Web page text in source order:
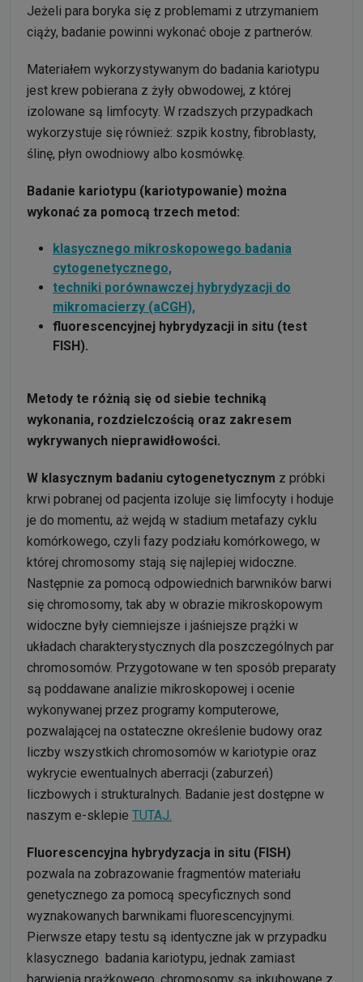
Jeżeli para boryka się z problemami z utrzymaniem
ciąży, badanie powinni wykonać oboje z partnerów.
Materiałem wykorzystywanym do badania kariotypu
jest krew pobierana z żyły obwodowej, z której
izolowane są limfocyty. W rzadszych przypadkach
wykorzystuje się również: szpik kostny, fibroblasty,
ślinę, płyn owodniowy albo kosmówkę.
Badanie kariotypu (kariotypowanie) można
wykonać za pomocą trzech metod:
klasycznego mikroskopowego badania
cytogenetycznego,
techniki porównawczej hybrydyzacji do
mikromacierzy (aCGH),
fluorescencyjnej hybrydyzacji in situ (test
FISH).
Metody te różnią się od siebie techniką
wykonania, rozdzielczością oraz zakresem
wykrywanych nieprawidłowości.
W klasycznym badaniu cytogenetycznym z próbki
krwi pobranej od pacjenta izoluje się limfocyty i hoduje
je do momentu, aż wejdą w stadium metafazy cyklu
komórkowego, czyli fazy podziału komórkowego, w
której chromosomy stają się najlepiej widoczne.
Następnie za pomocą odpowiednich barwników barwi
się chromosomy, tak aby w obrazie mikroskopowym
widoczne były ciemniejsze i jaśniejsze prążki w
układach charakterystycznych dla poszczególnych par
chromosomów. Przygotowane w ten sposób preparaty
są poddawane analizie mikroskopowej i ocenie
wykonywanej przez programy komputerowe,
pozwalającej na ostateczne określenie budowy oraz
liczby wszystkich chromosomów w kariotypie oraz
wykrycie ewentualnych aberracji (zaburzeń)
liczbowych i strukturalnych. Badanie jest dostępne w
naszym e-sklepie TUTAJ.
Fluorescencyjna hybrydyzacja in situ (FISH)
pozwala na zobrazowanie fragmentów materiału
genetycznego za pomocą specyficznych sond
wyznakowanych barwnikami fluorescencyjnymi.
Pierwsze etapy testu są identyczne jak w przypadku
klasycznego badania kariotypu, jednak zamiast